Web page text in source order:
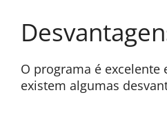
O programa é excelente
existem algumas